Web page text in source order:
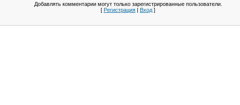
Добавлять комментарии могут только зарегистрированные пользователи.
[ Регистрация | Вход ]